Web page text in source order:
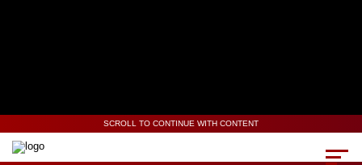
SCROLL TO CONTINUE WITH CONTENT